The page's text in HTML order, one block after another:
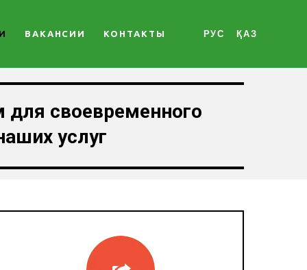
ВАКАНСИИ КОНТАКТЫ РУС ҚАЗ
своевременного
услуг